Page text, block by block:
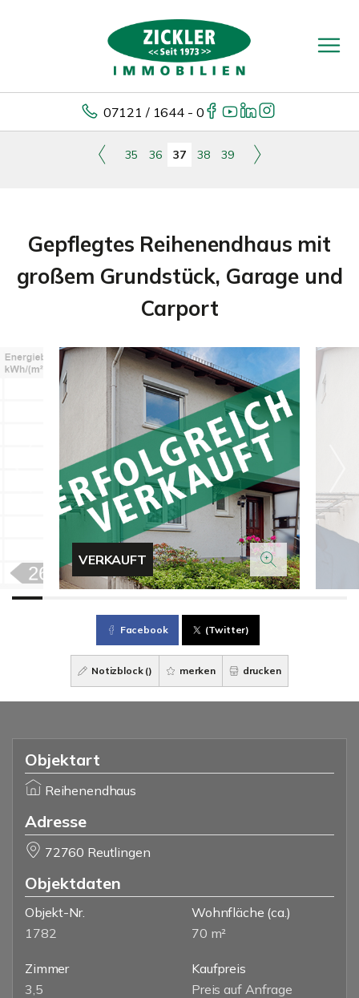
07121 / 1644 - 0
35 36 37 38 39
Gepflegtes Reihenendhaus mit
großem Grundstück, Garage und
Carport
VERKAUFT
Facebook (Twitter)
Notizblock () merken drucken
Objektart
Reihenendhaus
Adresse
72760 Reutlingen
Objektdaten
Objekt-Nr.
1782
Wohnfläche (ca.)
70 m²
Zimmer
3,5
Kaufpreis
Preis auf Anfrage